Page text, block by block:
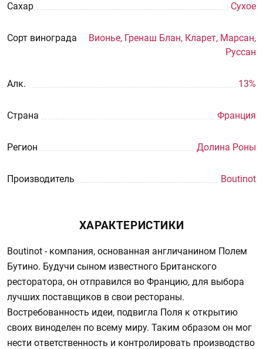
Сахар Сухое
Сорт винограда
Вионье, Гренаш Блан, Кларет, Марсан,
Руссан
Aлк. 13%
Страна Франция
Регион Долина Роны
Производитель Boutinot
ХАРАКТЕРИСТИКИ
Boutinot - компания, основанная англичанином Полем
Бутино. Будучи сыном известного Британского
ресторатора, он отправился во Францию, для выбора
лучших поставщиков в свои рестораны.
Востребованность идеи, подвигла Поля к открытию
своих виноделен по всему миру. Таким образом он мог
нести ответственность и контролировать производство